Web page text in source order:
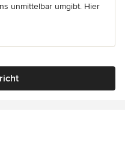
unmittelbar umgibt. Hier